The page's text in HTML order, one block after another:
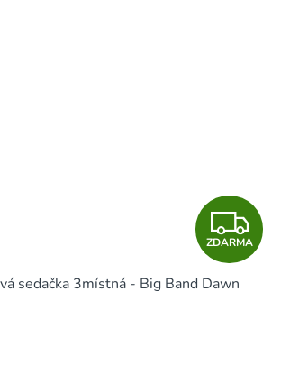
Z
D
ZDARMA
sedačka 3místná - Big Band Dawn